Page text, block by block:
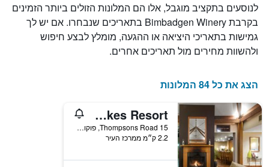
לנוסעים בתקציב מוגבל, אלו הם המלונות הזולים ביותר הזמינים
בקרבת Bimbadgen Winery בתאריכים שנבחרו. אם יש לך
גמישות בתאריכי היציאה או ההגעה, מומלץ לבצע חיפוש
ולהשוות מחירים מול תאריכים אחרים.
הצג את כל 84 המלונות
Oaks Cypress Lakes Resort
15 Thompsons Road, פוקולבין, NSW, אוסטרליה
2.2 ק״מ ממרכז העיר